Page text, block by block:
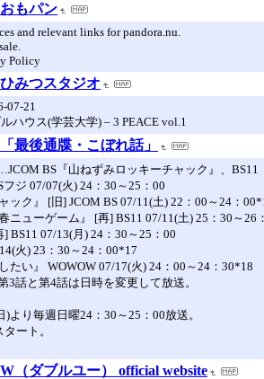
おもパン
and relevant links for pandora.nu.
Policy
ひみつスタジオ
07-21
ハウス(学芸大学) – 3 PEACE vol.1
「最後通牒・こぼれ話」
BS『山ねずみロッキーチャック』、BS11
フジ 07/07(火) 24：30～25：00
ック』 [旧] JCOM BS 07/11(土) 22：00～24：
ニューゲーム』 [再] BS11 07/11(土) 25：30～26
] BS11 07/13(月) 24：30～25：00
火) 23：30～24：00*17
たい』 WOWOW 07/17(火) 24：00～24：30*18
3話と第4話は日時を変更して放送。
より毎週日曜24：30～25：00放送。
ート。
W（ダブルユー） official website